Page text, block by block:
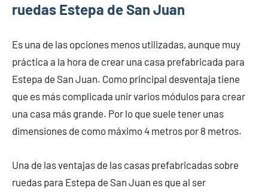
ruedas Estepa de San Juan
Es una de las opciones menos utilizadas, aunque muy
práctica a la hora de crear una casa prefabricada para
Estepa de San Juan. Como principal desventaja tiene
que es más complicada unir varios módulos para crear
una casa más grande. Por lo que suele tener unas
dimensiones de como máximo 4 metros por 8 metros.
Una de las ventajas de las casas prefabricadas sobre
ruedas para Estepa de San Juan es que al ser